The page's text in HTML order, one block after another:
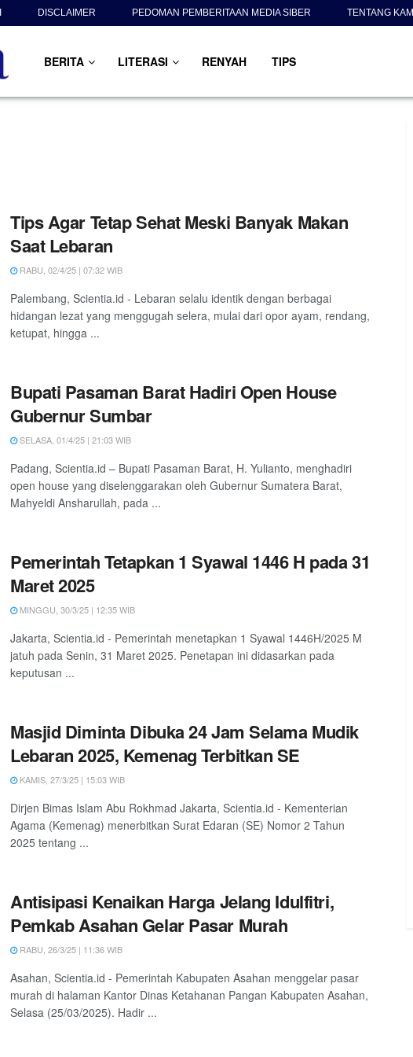
DISCLAIMER PEDOMAN PEMBERITAAN MEDIA SIBER TENTANG KAMI
BERITA LITERASI RENYAH TIPS
Tips Agar Tetap Sehat Meski Banyak Makan
Saat Lebaran
RABU, 02/4/25 | 07:32 WIB
Palembang, Scientia.id - Lebaran selalu identik dengan berbagai
hidangan lezat yang menggugah selera, mulai dari opor ayam, rendang,
ketupat, hingga ...
Bupati Pasaman Barat Hadiri Open House
Gubernur Sumbar
SELASA, 01/4/25 | 21:03 WIB
Padang, Scientia.id – Bupati Pasaman Barat, H. Yulianto, menghadiri
open house yang diselenggarakan oleh Gubernur Sumatera Barat,
Mahyeldi Ansharullah, pada ...
Pemerintah Tetapkan 1 Syawal 1446 H pada 31
Maret 2025
MINGGU, 30/3/25 | 12:35 WIB
Jakarta, Scientia.id - Pemerintah menetapkan 1 Syawal 1446H/2025 M
jatuh pada Senin, 31 Maret 2025. Penetapan ini didasarkan pada
keputusan ...
Masjid Diminta Dibuka 24 Jam Selama Mudik
Lebaran 2025, Kemenag Terbitkan SE
KAMIS, 27/3/25 | 15:03 WIB
Dirjen Bimas Islam Abu Rokhmad Jakarta, Scientia.id - Kementerian
Agama (Kemenag) menerbitkan Surat Edaran (SE) Nomor 2 Tahun
2025 tentang ...
Antisipasi Kenaikan Harga Jelang Idulfitri,
Pemkab Asahan Gelar Pasar Murah
RABU, 26/3/25 | 11:36 WIB
Asahan, Scientia.id - Pemerintah Kabupaten Asahan menggelar pasar
murah di halaman Kantor Dinas Ketahanan Pangan Kabupaten Asahan,
Selasa (25/03/2025). Hadir ...